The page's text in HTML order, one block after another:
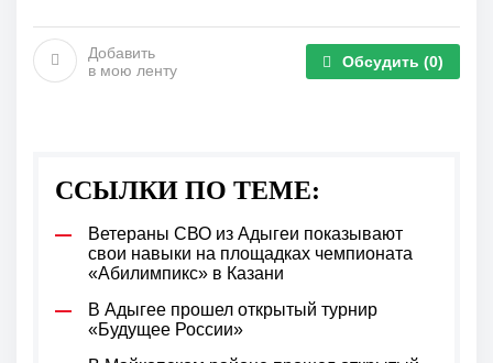
Добавить
в мою ленту
Обсудить (0)
ССЫЛКИ ПО ТЕМЕ:
Ветераны СВО из Адыгеи показывают
свои навыки на площадках чемпионата
«Абилимпикс» в Казани
В Адыгее прошел открытый турнир
«Будущее России»